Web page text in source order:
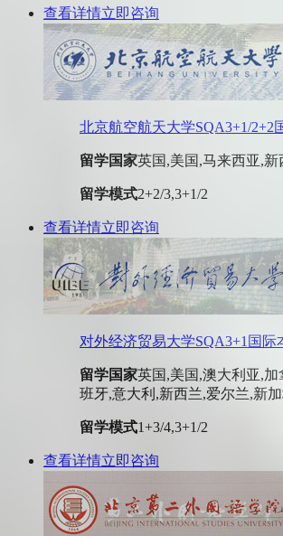
查看详情立即咨询
北京航空航天大学SQA3+1/2+2
留学国家英国,美国,马来西亚,新
留学模式2+2/3,3+1/2
查看详情立即咨询
对外经济贸易大学SQA3+1国际
留学国家英国,美国,澳大利亚,
班牙,意大利,新西兰,爱尔兰,新
留学模式1+3/4,3+1/2
查看详情立即咨询